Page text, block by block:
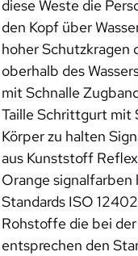
diese Weste die
den Kopf über
hoher Schutzkragen
oberhalb des
mit Schnalle
Taille Schrittgurt mit
Körper zu halten
aus Kunststoff
Orange signalfarben
Standards ISO
Rohstoffe die bei
entsprechen den